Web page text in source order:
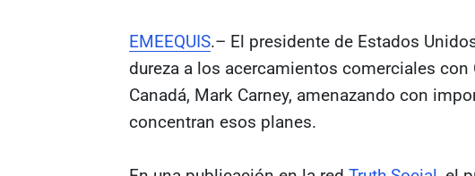
EMEEQUIS.– El presidente de Estados
dureza a los acercamientos comerciales
Canadá, Mark Carney, amenazando con
concentran esos planes.